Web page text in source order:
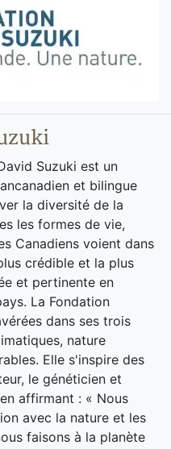
Suzuki est un
et bilingue
la diversité de la
les formes de vie,
Canadiens voient dans
crédible et la plus
et pertinente en
La Fondation
dans ses trois
nature
Elle s'inspire des
le généticien et
affirmant : « Nous
avec la nature et les
faisons à la planète